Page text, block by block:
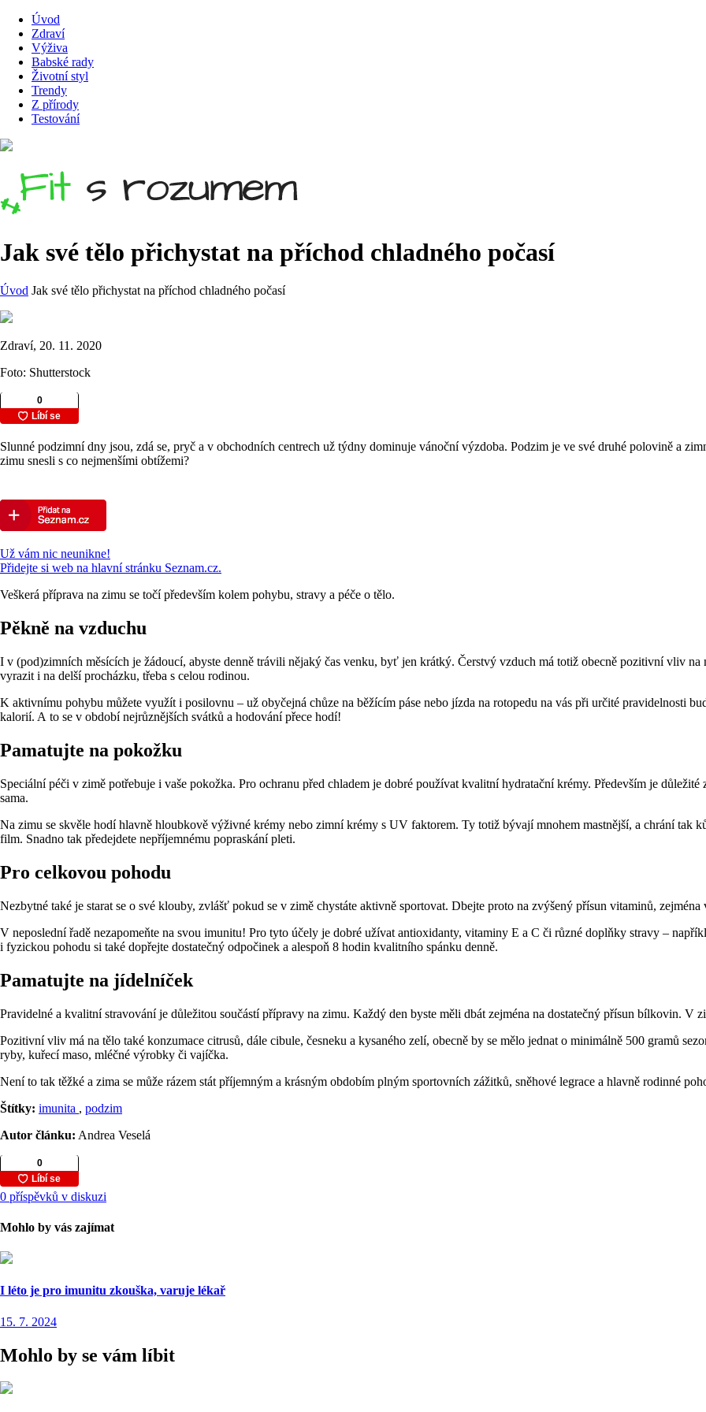
Úvod
Zdraví
Výživa
Babské rady
Životní styl
Trendy
Z přírody
Testování
Jak své tělo přichystat na příchod chladného počasí
Úvod Jak své tělo přichystat na příchod chladného počasí
Zdraví, 20. 11. 2020
Foto: Shutterstock
Slunné podzimní dny jsou, zdá se, pryč a v obchodních centrech už týdny dominuje vánoční výzdoba. Podzim je ve své druhé polovině a
zimu snesli s co nejmenšími obtížemi?
Už vám nic neunikne!
Přidejte si web na hlavní stránku Seznam.cz.
Veškerá příprava na zimu se točí především kolem pohybu, stravy a péče o tělo.
Pěkně na vzduchu
I v (pod)zimních měsících je žádoucí, abyste denně trávili nějaký čas venku, byť jen krátký. Čerstvý vzduch má totiž obecně pozitivní vliv na
vyrazit i na delší procházku, třeba s celou rodinou.
K aktivnímu pohybu můžete využít i posilovnu – už obyčejná chůze na běžícím páse nebo jízda na rotopedu na vás při určité pravidelnosti
kalorií. A to se v období nejrůznějších svátků a hodování přece hodí!
Pamatujte na pokožku
Speciální péči v zimě potřebuje i vaše pokožka. Pro ochranu před chladem je dobré používat kvalitní hydratační krémy. Především je
sama.
Na zimu se skvěle hodí hlavně hloubkově výživné krémy nebo zimní krémy s UV faktorem. Ty totiž bývají mnohem mastnější, a chrání tak
film. Snadno tak předejdete nepříjemnému popraskání pleti.
Pro celkovou pohodu
Nezbytné také je starat se o své klouby, zvlášť pokud se v zimě chystáte aktivně sportovat. Dbejte proto na zvýšený přísun vitaminů,
V neposlední řadě nezapomeňte na svou imunitu! Pro tyto účely je dobré užívat antioxidanty, vitaminy E a C či různé doplňky stravy –
i fyzickou pohodu si také dopřejte dostatečný odpočinek a alespoň 8 hodin kvalitního spánku denně.
Pamatujte na jídelníček
Pravidelné a kvalitní stravování je důležitou součástí přípravy na zimu. Každý den byste měli dbát zejména na dostatečný přísun bílkovin. V
Pozitivní vliv má na tělo také konzumace citrusů, dále cibule, česneku a kysaného zelí, obecně by se mělo jednat o minimálně 500 gramů
ryby, kuřecí maso, mléčné výrobky či vajíčka.
Není to tak těžké a zima se může rázem stát příjemným a krásným obdobím plným sportovních zážitků, sněhové legrace a hlavně rodinné
Štítky: imunita , podzim
Autor článku: Andrea Veselá
0 příspěvků v diskuzi
Mohlo by vás zajímat
I léto je pro imunitu zkouška, varuje lékař
15. 7. 2024
Mohlo by se vám líbit